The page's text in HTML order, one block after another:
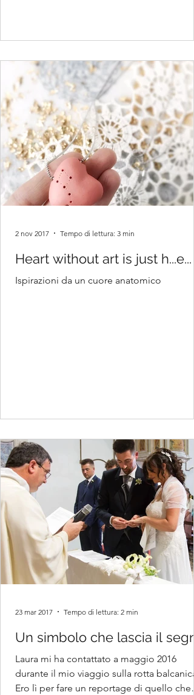
Heart without art is just h...e...
Ispirazioni da un cuore anatomico
2 nov 2017 Tempo di lettura: 3 min
Un simbolo che lascia il
Laura mi ha contattato a maggio 2016
durante il mio viaggio sulla rotta balcanica.
Ero lì per fare un reportage di quello che
23 mar 2017 Tempo di lettura: 2 min